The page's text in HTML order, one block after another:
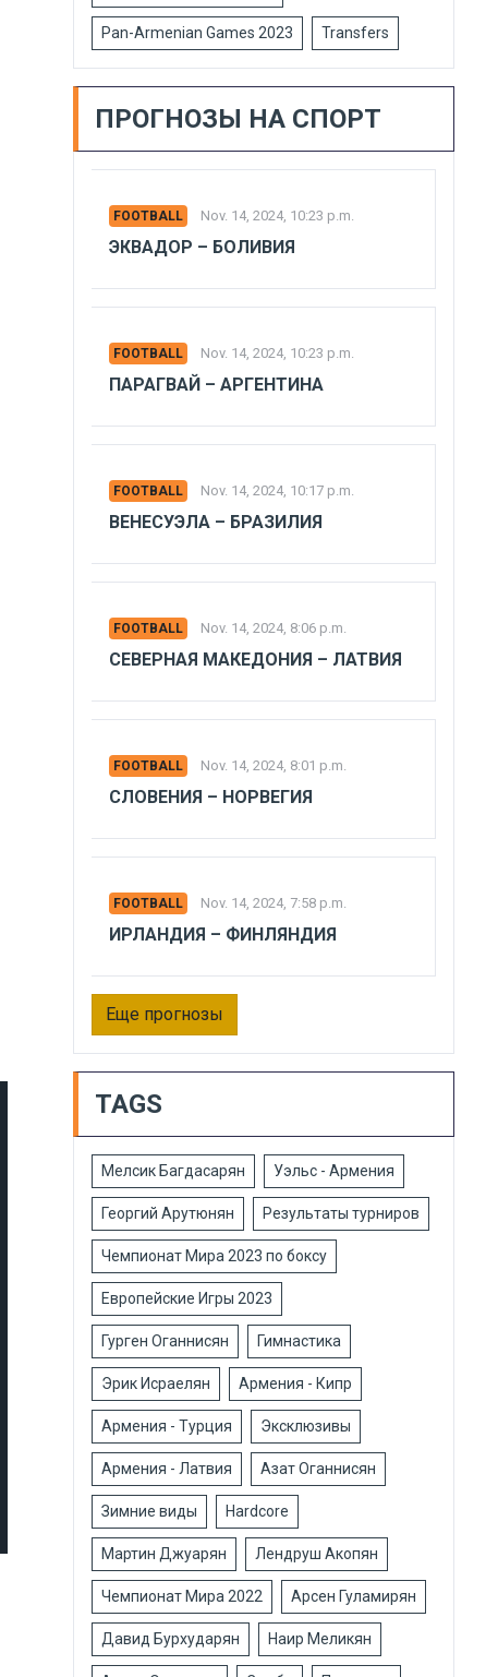
Pan-Armenian Games 2023 Transfers
ПРОГНОЗЫ НА СПОРТ
FOOTBALL Nov. 14, 2024, 10:23 p.m.
ЭКВАДОР – БОЛИВИЯ
FOOTBALL Nov. 14, 2024, 10:23 p.m.
ПАРАГВАЙ – АРГЕНТИНА
FOOTBALL Nov. 14, 2024, 10:17 p.m.
ВЕНЕСУЭЛА – БРАЗИЛИЯ
FOOTBALL Nov. 14, 2024, 8:06 p.m.
СЕВЕРНАЯ МАКЕДОНИЯ – ЛАТВИЯ
FOOTBALL Nov. 14, 2024, 8:01 p.m.
СЛОВЕНИЯ – НОРВЕГИЯ
FOOTBALL Nov. 14, 2024, 7:58 p.m.
ИРЛАНДИЯ – ФИНЛЯНДИЯ
Еще прогнозы
TAGS
Мелсик Багдасарян Уэльс - Армения
Георгий Арутюнян Результаты турниров
Чемпионат Мира 2023 по боксу
Европейские Игры 2023
Гурген Оганнисян Гимнастика
Эрик Исраелян Армения - Кипр
Армения - Турция Эксклюзивы
Армения - Латвия Азат Оганнисян
Зимние виды Hardcore
Мартин Джуарян Лендруш Акопян
Чемпионат Мира 2022 Арсен Гуламирян
Давид Бурхударян Наир Меликян